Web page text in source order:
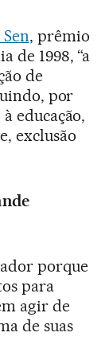
, prêmio
de 1998, “a
de
por
educação,
exclusão
porque
para
agir de
de suas